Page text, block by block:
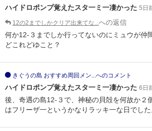
ハイドロポンプ覚えたスタ一ミ一凄かった 5日
12の2までしかクリア出来てな...への返信
何か12-３までしか行ってないのにミュウが仲
どこれどゆこと？
きぐうの島 おすすめ周回メン...へのコメント
ハイドロポンプ覚えたスタ一ミ一凄かった 6日
後、奇遇の島12-３で、神秘の貝殻を何故か２
はフリーザ一というかなりラッキ一な日でした